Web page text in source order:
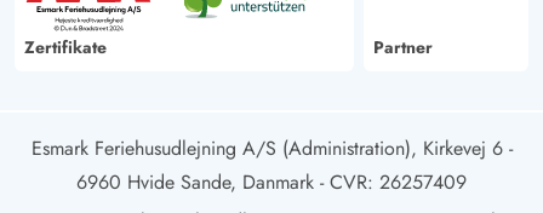
Zertifikate Partner
Esmark Feriehusudlejning A/S (Administration), Kirkevej 6 -
6960 Hvide Sande, Danmark - CVR: 26257409